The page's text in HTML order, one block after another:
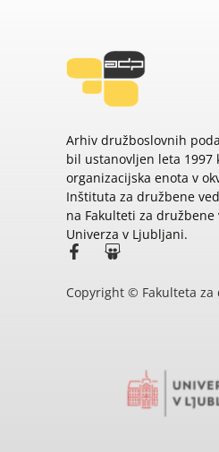
Arhiv družboslovnih
bil ustanovljen leta 1997
organizacijska enota v
Inštituta za družbene
na Fakulteti za družbene
Univerza v Ljubljani.
Copyright © Fakulteta za